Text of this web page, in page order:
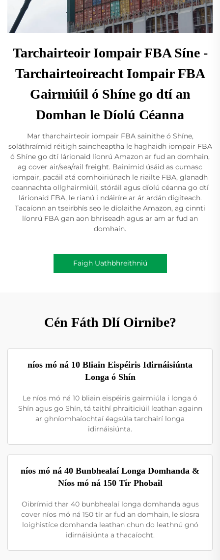
Tarchairteoir Iompair FBA Síne -
Tarchairteoireacht Iompair FBA
Gairmiúil ó Shíne go dtí an
Domhan le Díolú Céanna
Mar tharchairteoir iompair FBA sainithe ó Shíne,
soláthraímid réitigh saincheaptha le haghaidh iompair FBA
ó Shíne go dtí lárionaid líonrú Amazon ar fud an domhain,
ag cover air/sea/rail freight. Bainimid úsáid as cumasc
iompair, pacáil atá comhoiriúnach le riailte FBA, glanadh
ceannachta ollghairmiúil, stóráil agus díolú céanna go dtí
lárionaid FBA, le rianú i ndáiríre ar ár ardán digiteach.
Tacaíonn an tseirbhís seo le díolaithe Amazon, ag cinnti
líonrú FBA gan aon bhriseadh agus ar am ar fud an
domhain.
Faigh Uathbhreithniú
Cén Fáth Dlí Oirnibe?
níos mó ná 10 Bliain Eispéiris Idirnáisiúnta
Longa ó Shín
Le níos mó ná 10 bliain eispéiris gairmiúla i longa ó
Shín agus go Shín, tá taithí phraiticiúil leathan againn
ar ghníomhaíochtaí éagsúla tarchairí longa
idirnáisiúnta.
níos mó ná 40 Bunbhealaí Longa Domhanda &
Níos mó ná 150 Tír Phobail
Oibrímid thar 40 bunbhealaí longa domhanda agus
cover níos mó ná 150 tír ar fud an domhain, le síosra
loighistíce domhanda leathan chun do leathnú gnó
idirnáisiúnta a thacaíocht.